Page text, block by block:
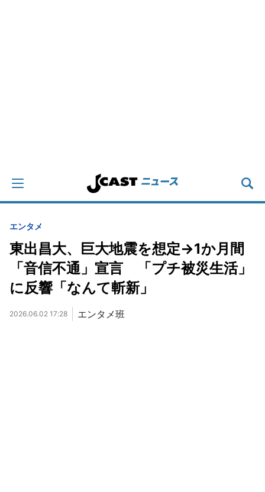
エンタメ
東出昌大、巨大地震を想定→1か月間
「音信不通」宣言 「プチ被災生活」
に反響「なんて斬新」
2026.06.02 17:28 エンタメ班